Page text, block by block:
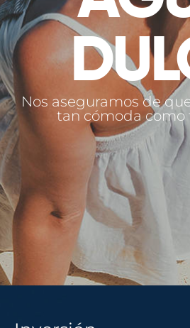
Nos aseguramos de
tan cómoda como